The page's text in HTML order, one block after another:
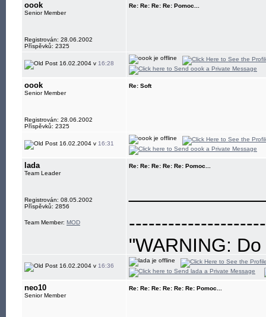
oook
Senior Member
Registrován: 28.06.2002
Příspěvků: 2325
Re: Re: Re: Re: Pomoc...
16.02.2004 v 16:28
oook
Senior Member
Registrován: 28.06.2002
Příspěvků: 2325
Re: Soft
16.02.2004 v 16:31
lada
Team Leader
Registrován: 08.05.2002
Příspěvků: 2856
Team Member: MOD
Re: Re: Re: Re: Re: Pomoc...
"WARNING:
eye"
16.02.2004 v 16:36
neo10
Senior Member
Re: Re: Re: Re: Re: Re: Pomoc...